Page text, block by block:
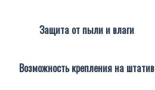
Защита от пыли и влаги
Возможность крепления на штатив